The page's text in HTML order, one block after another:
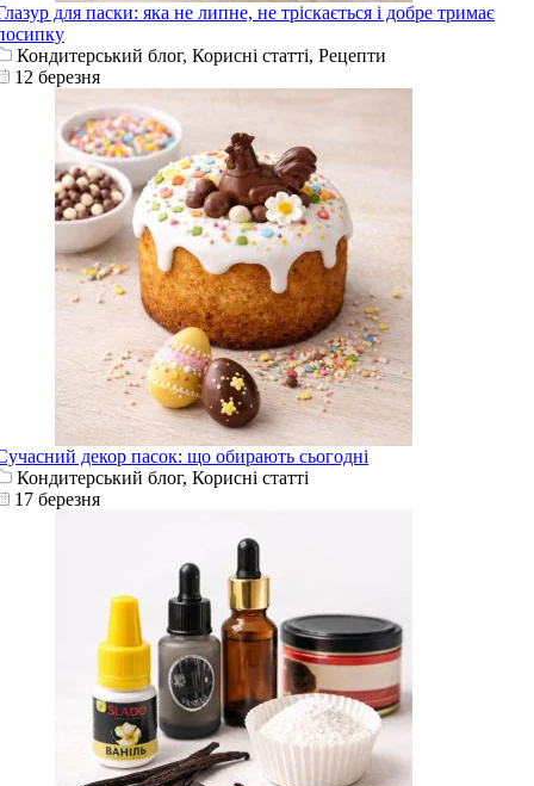
для паски: яка не липне, не тріскається і добре тримає
Кондитерський блог, Корисні статті, Рецепти
12 березня
декор пасок: що обирають сьогодні
Кондитерський блог, Корисні статті
17 березня